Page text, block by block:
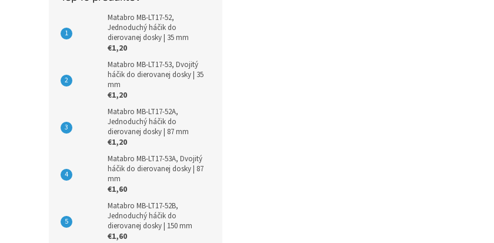
Matabro MB-LT17-52,
Jednoduchý háčik do
dierovanej dosky | 35 mm
€1,20
Matabro MB-LT17-53, Dvojitý
háčik do dierovanej dosky | 35
mm
€1,20
Matabro MB-LT17-52A,
Jednoduchý háčik do
dierovanej dosky | 87 mm
€1,20
Matabro MB-LT17-53A, Dvojitý
háčik do dierovanej dosky | 87
mm
€1,60
Matabro MB-LT17-52B,
Jednoduchý háčik do
dierovanej dosky | 150 mm
€1,60